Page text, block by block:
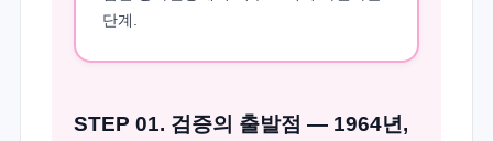
단계.
STEP 01. 검증의 출발점 — 1964년,